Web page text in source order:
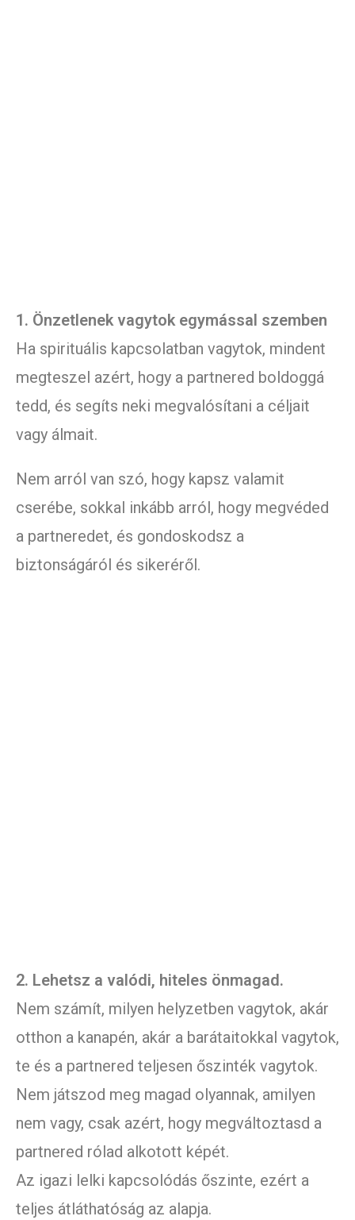
1. Önzetlenek vagytok egymással szemben
Ha spirituális kapcsolatban vagytok, mindent
megteszel azért, hogy a partnered boldoggá
tedd, és segíts neki megvalósítani a céljait
vagy álmait.
Nem arról van szó, hogy kapsz valamit
cserébe, sokkal inkább arról, hogy megvéded
a partneredet, és gondoskodsz a
biztonságáról és sikeréről.
2. Lehetsz a valódi, hiteles önmagad.
Nem számít, milyen helyzetben vagytok, akár
otthon a kanapén, akár a barátaitokkal vagytok,
te és a partnered teljesen őszinték vagytok.
Nem játszod meg magad olyannak, amilyen
nem vagy, csak azért, hogy megváltoztasd a
partnered rólad alkotott képét.
Az igazi lelki kapcsolódás őszinte, ezért a
teljes átláthatóság az alapja.